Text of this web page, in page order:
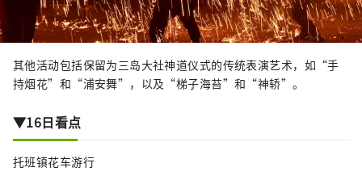
其他活动包括保留为三岛大社神道仪式的传统表演艺术，如“手
持烟花”和“浦安舞”，以及“梯子海苔”和“神轿”。
▼16日看点
托班镇花车游行